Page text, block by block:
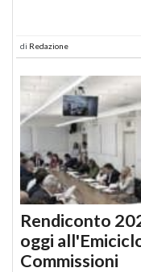
di Redazione
Rendiconto
oggi
Commissioni